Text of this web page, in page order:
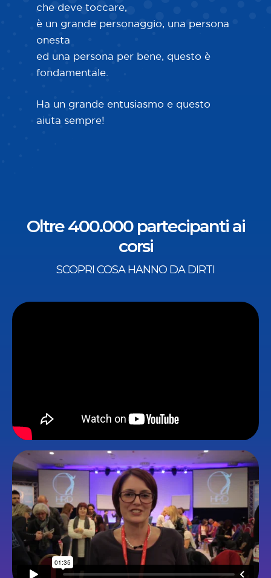
che deve toccare,
è un grande personaggio, una persona
onesta
ed una persona per bene, questo è
fondamentale.
Ha un grande entusiasmo e questo
aiuta sempre!
Oltre 400.000 partecipanti ai
corsi
SCOPRI COSA HANNO DA DIRTI